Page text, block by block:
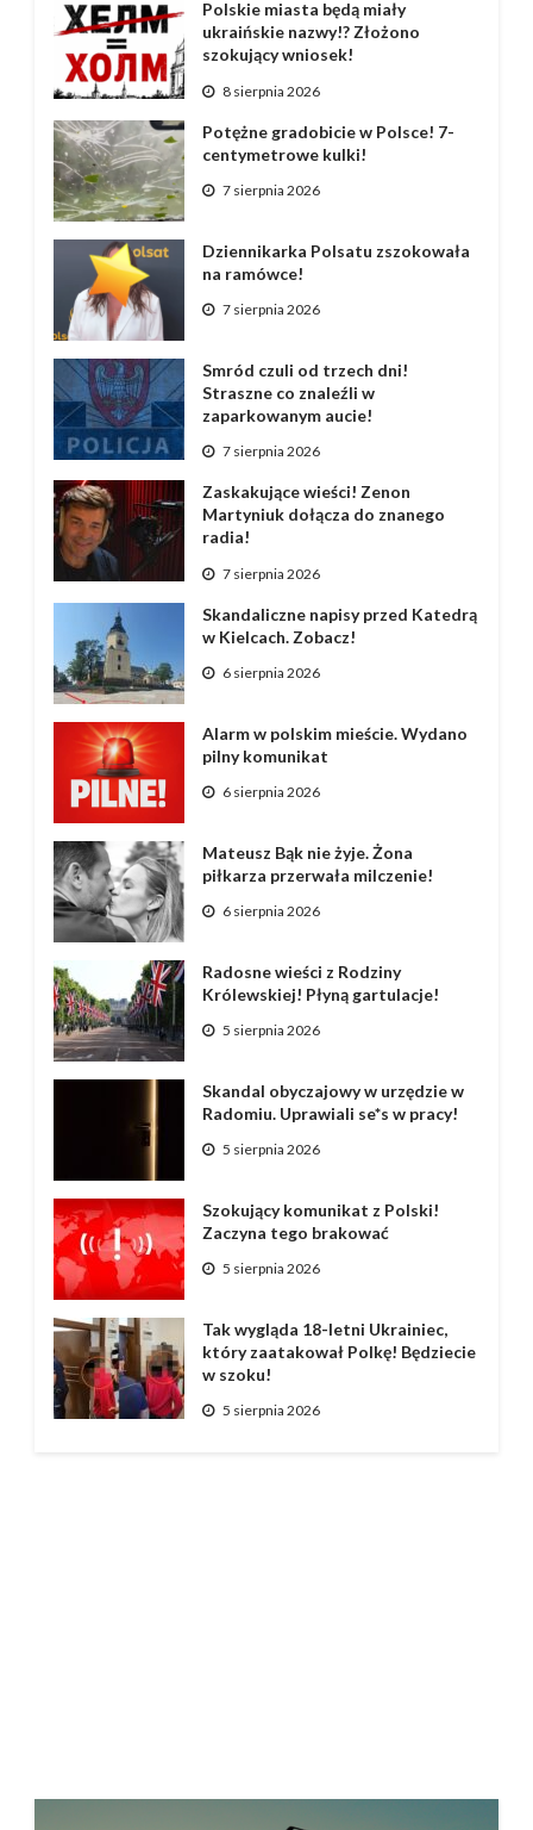
Polskie miasta będą miały
ukraińskie nazwy!? Złożono
szokujący wniosek!
8 sierpnia 2026
Potężne gradobicie w Polsce! 7-
centymetrowe kulki!
7 sierpnia 2026
Dziennikarka Polsatu zszokowała
na ramówce!
7 sierpnia 2026
Smród czuli od trzech dni!
Straszne co znaleźli w
zaparkowanym aucie!
7 sierpnia 2026
Zaskakujące wieści! Zenon
Martyniuk dołącza do znanego
radia!
7 sierpnia 2026
Skandaliczne napisy przed Katedrą
w Kielcach. Zobacz!
6 sierpnia 2026
Alarm w polskim mieście. Wydano
pilny komunikat
6 sierpnia 2026
Mateusz Bąk nie żyje. Żona
piłkarza przerwała milczenie!
6 sierpnia 2026
Radosne wieści z Rodziny
Królewskiej! Płyną gartulacje!
5 sierpnia 2026
Skandal obyczajowy w urzędzie w
Radomiu. Uprawiali se*s w pracy!
5 sierpnia 2026
Szokujący komunikat z Polski!
Zaczyna tego brakować
5 sierpnia 2026
Tak wygląda 18-letni Ukrainiec,
który zaatakował Polkę! Będziecie
w szoku!
5 sierpnia 2026